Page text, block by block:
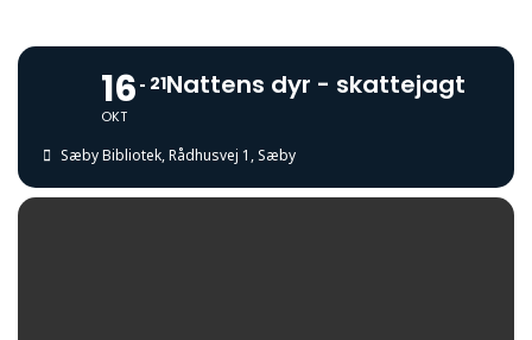
16
OKT
21Nattens dyr - skattejagt
Sæby Bibliotek, Rådhusvej 1, Sæby